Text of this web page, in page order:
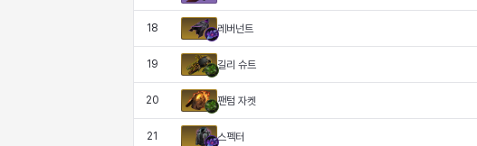
18 레버넌트
19 길리 슈트
20 팬텀 자켓
21 스펙터